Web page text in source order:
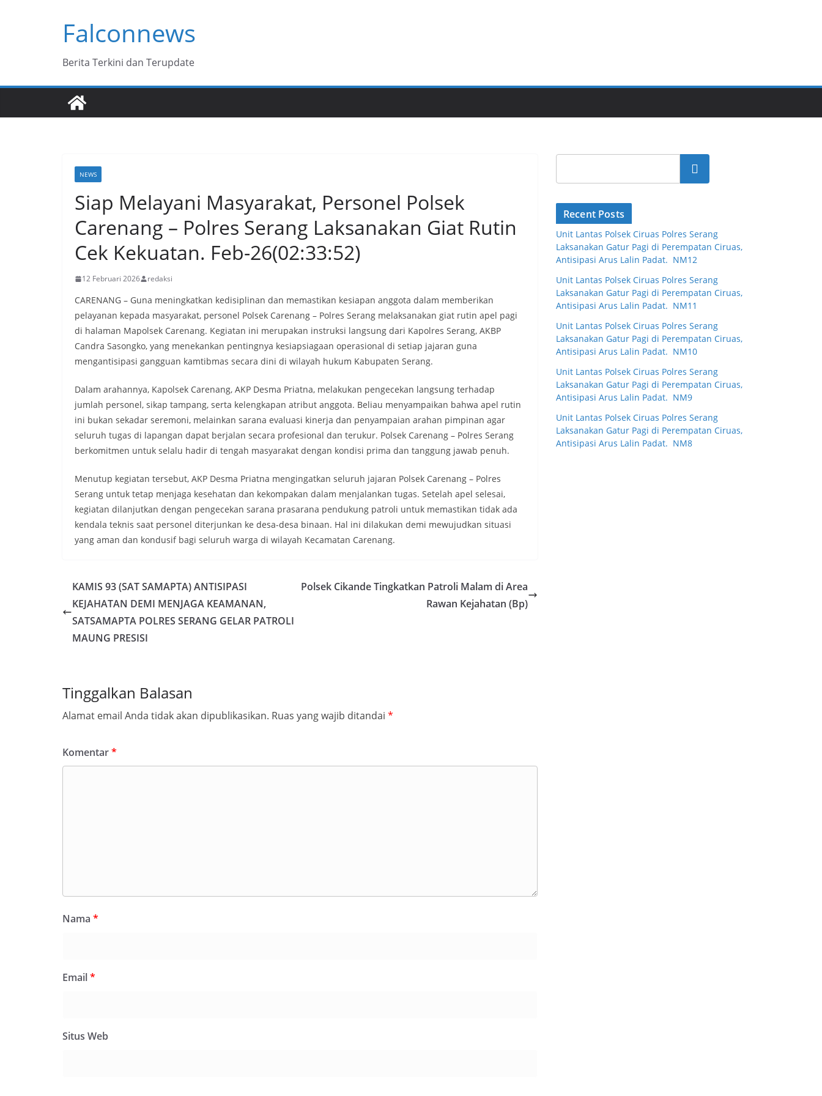
Falconnews
Berita Terkini dan Terupdate
NEWS
Siap Melayani Masyarakat, Personel Polsek
Carenang – Polres Serang Laksanakan Giat Rutin
Cek Kekuatan. Feb-26(02:33:52)
12 Februari 2026 redaksi
CARENANG – Guna meningkatkan kedisiplinan dan memastikan kesiapan anggota dalam memberikan
pelayanan kepada masyarakat, personel Polsek Carenang – Polres Serang melaksanakan giat rutin apel pagi
di halaman Mapolsek Carenang. Kegiatan ini merupakan instruksi langsung dari Kapolres Serang, AKBP
Candra Sasongko, yang menekankan pentingnya kesiapsiagaan operasional di setiap jajaran guna
mengantisipasi gangguan kamtibmas secara dini di wilayah hukum Kabupaten Serang.
Dalam arahannya, Kapolsek Carenang, AKP Desma Priatna, melakukan pengecekan langsung terhadap
jumlah personel, sikap tampang, serta kelengkapan atribut anggota. Beliau menyampaikan bahwa apel rutin
ini bukan sekadar seremoni, melainkan sarana evaluasi kinerja dan penyampaian arahan pimpinan agar
seluruh tugas di lapangan dapat berjalan secara profesional dan terukur. Polsek Carenang – Polres Serang
berkomitmen untuk selalu hadir di tengah masyarakat dengan kondisi prima dan tanggung jawab penuh.
Menutup kegiatan tersebut, AKP Desma Priatna mengingatkan seluruh jajaran Polsek Carenang – Polres
Serang untuk tetap menjaga kesehatan dan kekompakan dalam menjalankan tugas. Setelah apel selesai,
kegiatan dilanjutkan dengan pengecekan sarana prasarana pendukung patroli untuk memastikan tidak ada
kendala teknis saat personel diterjunkan ke desa-desa binaan. Hal ini dilakukan demi mewujudkan situasi
yang aman dan kondusif bagi seluruh warga di wilayah Kecamatan Carenang.
KAMIS 93 (SAT SAMAPTA) ANTISIPASI
KEJAHATAN DEMI MENJAGA KEAMANAN,
SATSAMAPTA POLRES SERANG GELAR PATROLI
MAUNG PRESISI
Polsek Cikande Tingkatkan Patroli Malam di Area
Rawan Kejahatan (Bp)
Tinggalkan Balasan
Alamat email Anda tidak akan dipublikasikan. Ruas yang wajib ditandai *
Komentar*
Nama *
Email*
Situs Web
Cari
Recent Posts
Unit Lantas Polsek Ciruas Polres Serang
Laksanakan Gatur Pagi di Perempatan Ciruas,
Antisipasi Arus Lalin Padat. NM12
Unit Lantas Polsek Ciruas Polres Serang
Laksanakan Gatur Pagi di Perempatan Ciruas,
Antisipasi Arus Lalin Padat. NM11
Unit Lantas Polsek Ciruas Polres Serang
Laksanakan Gatur Pagi di Perempatan Ciruas,
Antisipasi Arus Lalin Padat. NM10
Unit Lantas Polsek Ciruas Polres Serang
Laksanakan Gatur Pagi di Perempatan Ciruas,
Antisipasi Arus Lalin Padat. NM9
Unit Lantas Polsek Ciruas Polres Serang
Laksanakan Gatur Pagi di Perempatan Ciruas,
Antisipasi Arus Lalin Padat. NM8